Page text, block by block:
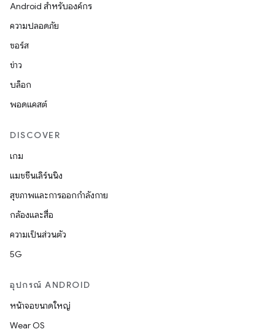
Android สำหรับองค์กร
ความปลอดภัย
ซอร์ส
ข่าว
บล็อก
พอดแคสต์
DISCOVER
เกม
แมชชีนเลิร์นนิง
สุขภาพและการออกกำลังกาย
กล้องและสื่อ
ความเป็นส่วนตัว
5G
อุปกรณ์ ANDROID
หน้าจอขนาดใหญ่
Wear OS